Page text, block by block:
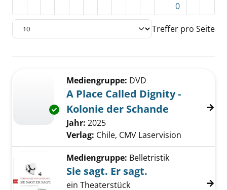
0
Treffer pro Seite
Zu den Suchfiltern springen
Exemplar-Details von A Place Called Dignity
Mediengruppe: DVD
A Place Called Dignity -
Kolonie der Schande
Suche nach diesem Verfasser
Jahr: 2025
Verlag: Chile, CMV Laservision
Mediengruppe: Belletristik
Sie sagt. Er sagt.
ein Theaterstück